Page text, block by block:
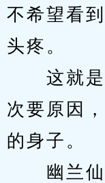
不希望看
头疼。
这就是
次要原因
的身子。
幽兰仙